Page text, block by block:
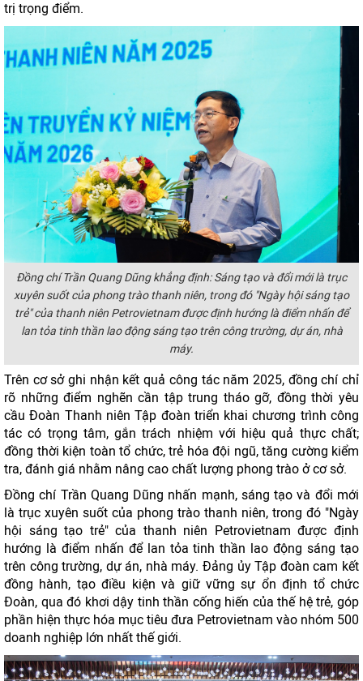
trị trọng điểm.
Đồng chí Trần Quang Dũng khẳng định: Sáng tạo và đổi mới là trục
xuyên suốt của phong trào thanh niên, trong đó "Ngày hội sáng tạo
trẻ" của thanh niên Petrovietnam được định hướng là điểm nhấn để
lan tỏa tinh thần lao động sáng tạo trên công trường, dự án, nhà
máy.
Trên cơ sở ghi nhận kết quả công tác năm 2025, đồng chí chỉ
rõ những điểm nghẽn cần tập trung tháo gỡ, đồng thời yêu
cầu Đoàn Thanh niên Tập đoàn triển khai chương trình công
tác có trọng tâm, gắn trách nhiệm với hiệu quả thực chất;
đồng thời kiện toàn tổ chức, trẻ hóa đội ngũ, tăng cường kiểm
tra, đánh giá nhằm nâng cao chất lượng phong trào ở cơ sở.
Đồng chí Trần Quang Dũng nhấn mạnh, sáng tạo và đổi mới
là trục xuyên suốt của phong trào thanh niên, trong đó "Ngày
hội sáng tạo trẻ" của thanh niên Petrovietnam được định
hướng là điểm nhấn để lan tỏa tinh thần lao động sáng tạo
trên công trường, dự án, nhà máy. Đảng ủy Tập đoàn cam kết
đồng hành, tạo điều kiện và giữ vững sự ổn định tổ chức
Đoàn, qua đó khơi dậy tinh thần cống hiến của thế hệ trẻ, góp
phần hiện thực hóa mục tiêu đưa Petrovietnam vào nhóm 500
doanh nghiệp lớn nhất thế giới.